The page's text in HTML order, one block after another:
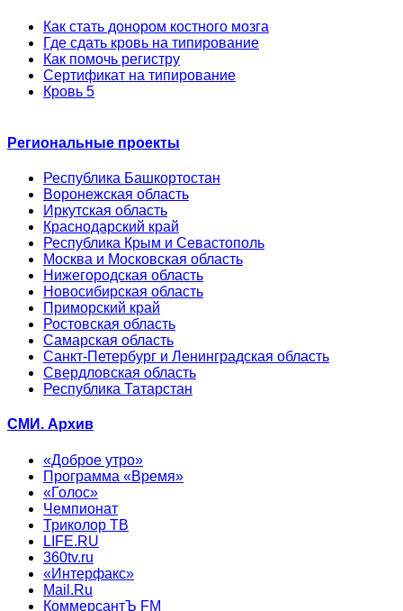
Как стать донором костного мозга
Где сдать кровь на типирование
Как помочь регистру
Сертификат на типирование
Кровь 5
Региональные проекты
Республика Башкортостан
Воронежская область
Иркутская область
Краснодарский край
Республика Крым и Севастополь
Москва и Московская область
Нижегородская область
Новосибирская область
Приморский край
Ростовская область
Самарская область
Санкт-Петербург и Ленинградская область
Свердловская область
Республика Татарстан
СМИ. Архив
«Доброе утро»
Программа «Время»
«Голос»
Чемпионат
Триколор ТВ
LIFE.RU
360tv.ru
«Интерфакс»
Mail.Ru
КоммерсантЪ FM